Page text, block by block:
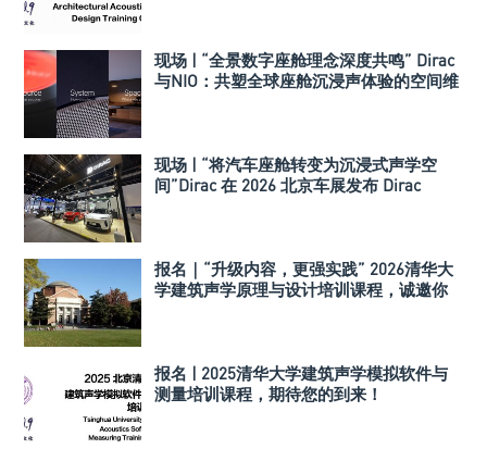
现场 | “全景数字座舱理念深度共鸣” Dirac
与NIO：共塑全球座舱沉浸声体验的空间维
现场 | “将汽车座舱转变为沉浸式声学空
间”Dirac 在 2026 北京车展发布 Dirac
报名｜“升级内容，更强实践” 2026清华大
学建筑声学原理与设计培训课程，诚邀你
报名 | 2025清华大学建筑声学模拟软件与
测量培训课程，期待您的到来！